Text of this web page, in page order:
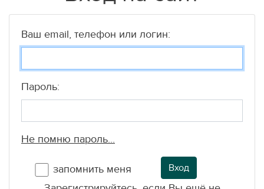
МедиаВаш email, телефон или логин:
Пароль:
Не помню пароль...
запомнить меня Вход